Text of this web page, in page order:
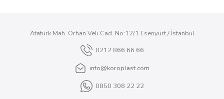
Atatürk Mah. Orhan Veli Cad. No:12/1 Esenyurt / İstanbul
0212 866 66 66
info@koroplast.com
0850 308 22 22